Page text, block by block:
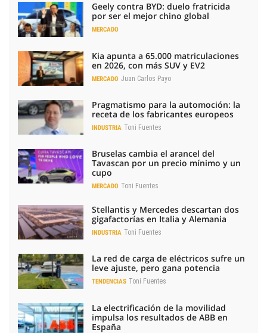
Geely contra BYD: duelo fratricida
por ser el mejor chino global
MERCADO
Kia apunta a 65.000 matriculaciones
en 2026, con más SUV y EV2
MERCADO Juan Carlos Payo
Pragmatismo para la automoción: la
receta de los fabricantes europeos
INDUSTRIA Toni Fuentes
Bruselas cambia el arancel del
Tavascan por un precio mínimo y un
cupo
MERCADO Toni Fuentes
Stellantis y Mercedes descartan dos
gigafactorías en Italia y Alemania
INDUSTRIA Toni Fuentes
La red de carga de eléctricos sufre un
leve ajuste, pero gana potencia
TENDENCIAS Toni Fuentes
La electrificación de la movilidad
impulsa los resultados de ABB en
España